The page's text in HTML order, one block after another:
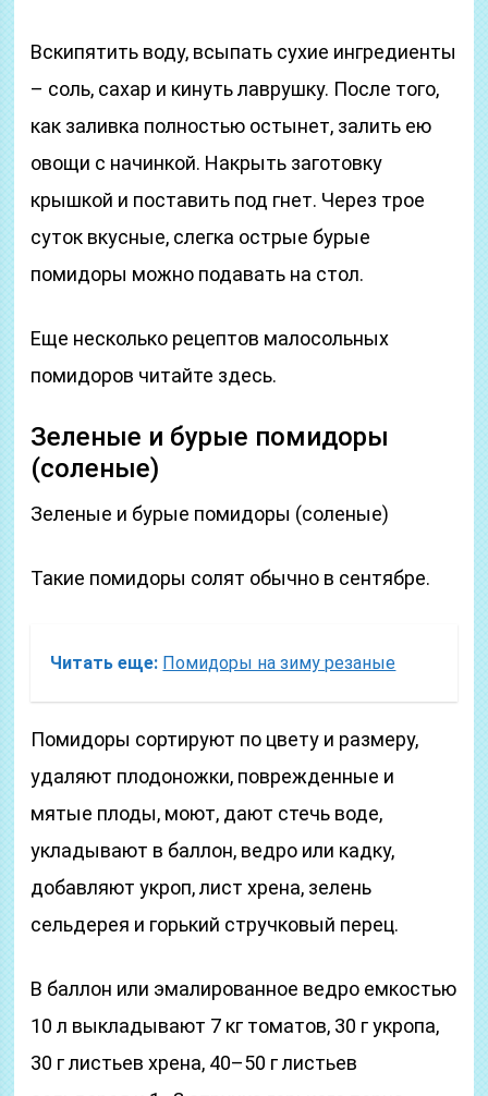
Вскипятить воду, всыпать сухие ингредиенты
– соль, сахар и кинуть лаврушку. После того,
как заливка полностью остынет, залить ею
овощи с начинкой. Накрыть заготовку
крышкой и поставить под гнет. Через трое
суток вкусные, слегка острые бурые
помидоры можно подавать на стол.
Еще несколько рецептов малосольных
помидоров читайте здесь.
Зеленые и бурые помидоры
(соленые)
Зеленые и бурые помидоры (соленые)
Такие помидоры солят обычно в сентябре.
Читать еще: Помидоры на зиму резаные
Помидоры сортируют по цвету и размеру,
удаляют плодоножки, поврежденные и
мятые плоды, моют, дают стечь воде,
укладывают в баллон, ведро или кадку,
добавляют укроп, лист хрена, зелень
сельдерея и горький стручковый перец.
В баллон или эмалированное ведро емкостью
10 л выкладывают 7 кг томатов, 30 г укропа,
30 г листьев хрена, 40–50 г листьев